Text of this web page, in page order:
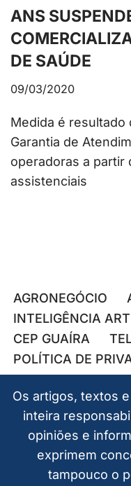
ANS
DE SAÚDE
09/03/2020
Medida é resultado
Garantia de
operadoras a partir
assistenciais
AGRONEGÓCIO
INTELIGÊNCIA
CEP GUAÍRA
POLÍTICA DE
Os artigos, textos
inteira
opiniões e
exprimem
tampouco o